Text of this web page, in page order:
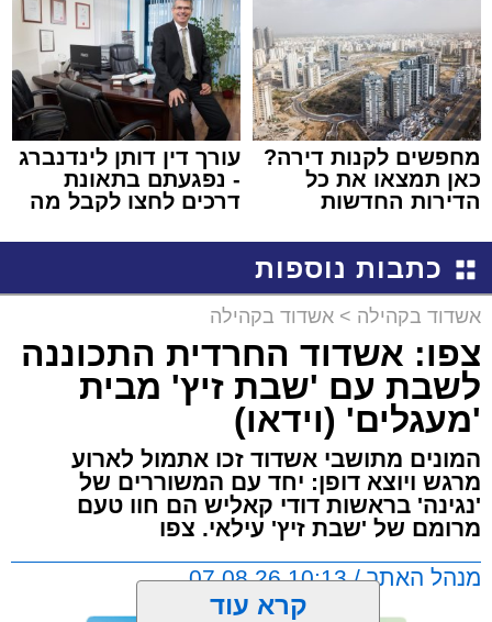
מחפשים לקנות דירה?
כאן תמצאו את כל
הדירות החדשות
עורך דין דותן לינדנברג
- נפגעתם בתאונת
דרכים לחצו לקבל מה
כתבות נוספות
אשדוד בקהילה > אשדוד בקהילה
צפו: אשדוד החרדית התכוננה
לשבת עם 'שבת זיץ' מבית
'מעגלים' (וידאו)
המונים מתושבי אשדוד זכו אתמול לארוע
מרגש ויוצא דופן: יחד עם המשוררים של
'נגינה' בראשות דודי קאליש הם חוו טעם
מרומם של 'שבת זיץ' עילאי. צפו
מנהל האתר / 10:13 07.08.26
קרא עוד